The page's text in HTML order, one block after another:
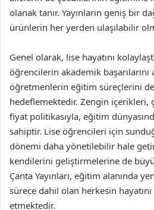
olanak tanır. Yayınların geniş bir
ürünlerin her yerden ulaşılabilir
Genel olarak, lise hayatını
öğrencilerin akademik başarılarını
öğretmenlerin eğitim süreçlerini
hedeflemektedir. Zengin içerikleri,
fiyat politikasıyla, eğitim
sahiptir. Lise öğrencileri için
dönemi daha yönetilebilir hale
kendilerini geliştirmelerine de
Çanta Yayınları, eğitim alanında
sürece dahil olan herkesin
etmektedir.